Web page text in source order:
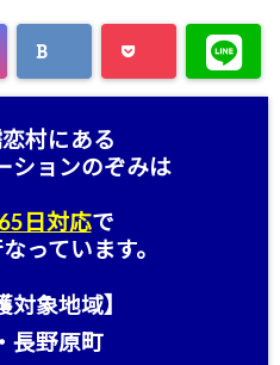
村にある
ションのぞみは
日対応で
っています。
対象地域】
長野原町